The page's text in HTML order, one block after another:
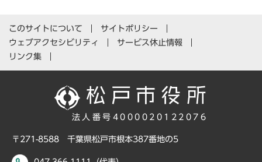
このサイトについて
サイトポリシー
ウェブアクセシビリティ
サービス休止情報
リンク集
法人番号4000020122076
〒271-8588 千葉県松戸市根本387番地の5